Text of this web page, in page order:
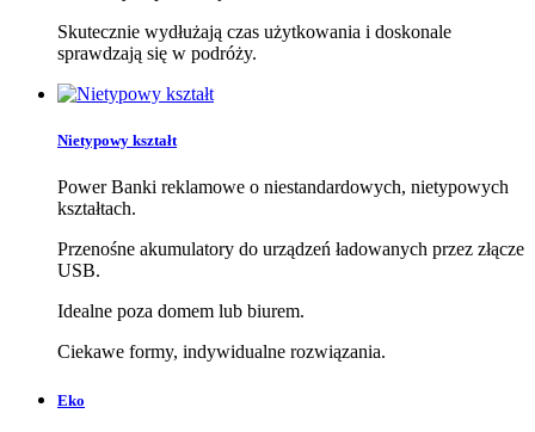
Skutecznie wydłużają czas użytkowania i doskonale
sprawdzają się w podróży.
Nietypowy kształt
Power Banki reklamowe o niestandardowych, nietypowych
kształtach.
Przenośne akumulatory do urządzeń ładowanych przez złącze
USB.
Idealne poza domem lub biurem.
Ciekawe formy, indywidualne rozwiązania.
Eko